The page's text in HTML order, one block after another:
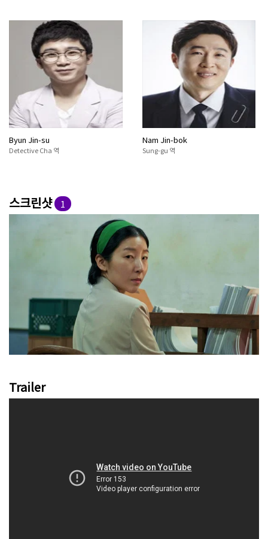
Byun Jin-su
Detective Cha 역
Nam Jin-bok
Sung-gu 역
스크린샷 1
Trailer